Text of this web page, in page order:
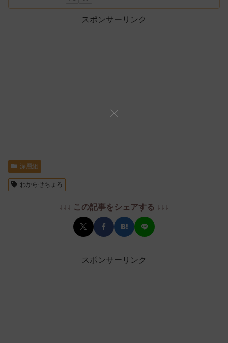
スポンサーリンク
深層組
わからせちょろ
↓↓↓ この記事をシェアする ↓↓↓
スポンサーリンク